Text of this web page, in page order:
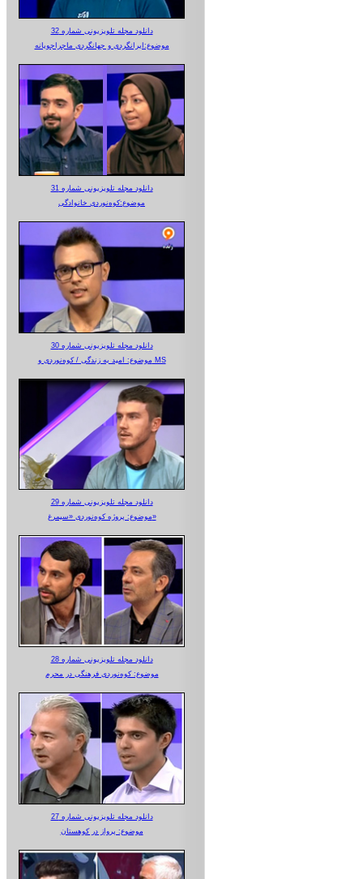
دانلود مجله تلویزیونی شماره 32
موضوع:ایرانگردی و جهانگردی ماجراجویانه
دانلود مجله تلویزیونی شماره 31
موضوع:کوه‌نوردی خانوادگی
دانلود مجله تلویزیونی شماره 30
موضوع: امید به زندگی / کوه‌نوردی و MS
دانلود مجله تلویزیونی شماره 29
موضوع: پروژه کوه‌نوردی «سیمرغ»
دانلود مجله تلویزیونی شماره 28
موضوع: کوه‌نوردی فرهنگی در محرم
دانلود مجله تلویزیونی شماره 27
موضوع: پرواز در کوهستان